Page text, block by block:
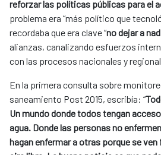
reforzar las políticas públicas para el
problema era “más político que
recordaba que era clave “no dejar a
alianzas, canalizando esfuerzos
con las procesos nacionales y
En la primera consulta sobre
saneamiento Post 2015, escribía: “
Un mundo donde todos tengan
agua. Donde las personas no
hagan enfermar a otras porque se ven